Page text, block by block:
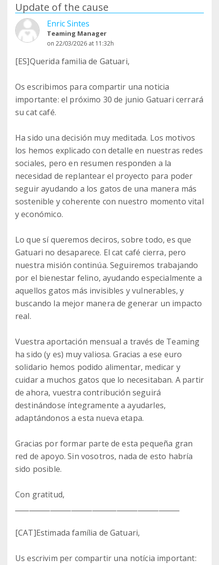
Update of the cause
Enric Sintes
Teaming Manager
on 22/03/2026 at 11:32h
[ES]Querida familia de Gatuari,
Os escribimos para compartir una noticia
importante: el próximo 30 de junio Gatuari cerrará
su cat café.
Ha sido una decisión muy meditada. Los motivos
los hemos explicado con detalle en nuestras redes
sociales, pero en resumen responden a la
necesidad de replantear el proyecto para poder
seguir ayudando a los gatos de una manera más
sostenible y coherente con nuestro momento vital
y económico.
Lo que sí queremos deciros, sobre todo, es que
Gatuari no desaparece. El cat café cierra, pero
nuestra misión continúa. Seguiremos trabajando
por el bienestar felino, ayudando especialmente a
aquellos gatos más invisibles y vulnerables, y
buscando la mejor manera de generar un impacto
real.
Vuestra aportación mensual a través de Teaming
ha sido (y es) muy valiosa. Gracias a ese euro
solidario hemos podido alimentar, medicar y
cuidar a muchos gatos que lo necesitaban. A partir
de ahora, vuestra contribución seguirá
destinándose íntegramente a ayudarles,
adaptándonos a esta nueva etapa.
Gracias por formar parte de esta pequeña gran
red de apoyo. Sin vosotros, nada de esto habría
sido posible.
Con gratitud,
[CAT]Estimada família de Gatuari,
Us escrivim per compartir una notícia important: